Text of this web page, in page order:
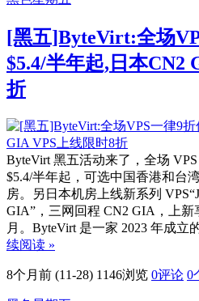
[黑五]ByteVirt:全场
$5.4/半年起,日本CN2
折
ByteVirt 黑五活动来了，全场
$5.4/半年起，可选中国香港和台
房。另日本机房上线新系列
GIA”，三网回程 CN2 GIA，上新
月。ByteVirt 是一家 2023 年成
续阅读 »
8个月前 (11-28) 1146浏览 0评论 0